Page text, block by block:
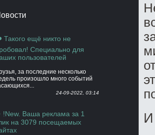
ещё никто не
Специально для
пользователей
за последние несколько
произошло много событий
24-09-2022, 03:14
!New. Ваша реклама за 1
на 3079 посещаемых
И